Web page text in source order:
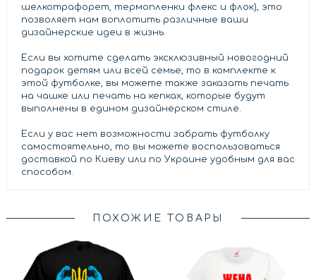
шелкотрафорет, термопленки флекс и флок), это
позволяет нам воплотить различные ваши
дизайнерские идеи в жизнь.
Если вы хотите сделать эксклюзивный новогодний
подарок детям или всей семье, то в комплекте к
этой футболке, вы можете также заказать печать
на чашке или печать на кепках, которые будут
выполнены в едином дизайнерском стиле.
Если у вас нет возможности забрать футболку
самостоятельно, то вы можете воспользоваться
доставкой по Киеву или по Украине удобным для вас
способом.
ПОХОЖИЕ ТОВАРЫ